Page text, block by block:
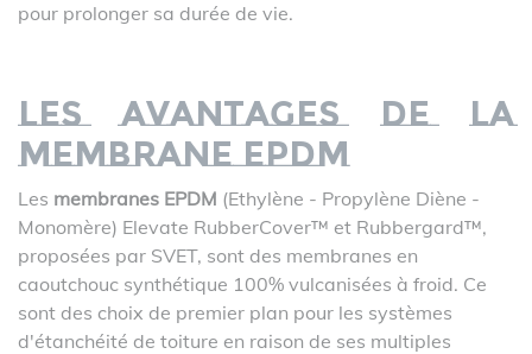
pour prolonger sa durée de vie.
Les avantages de la
membrane EPDM
Les membranes EPDM (Ethylène - Propylène Diène -
Monomère) Elevate RubberCover™ et Rubbergard™,
proposées par SVET, sont des membranes en
caoutchouc synthétique 100% vulcanisées à froid. Ce
sont des choix de premier plan pour les systèmes
d'étanchéité de toiture en raison de ses multiples